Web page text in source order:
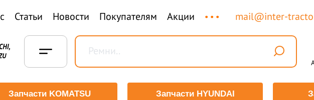
Статьи Новости Покупателям Акции ... mail@inter-
Запчасти KOMATSU Запчасти HYUNDAI